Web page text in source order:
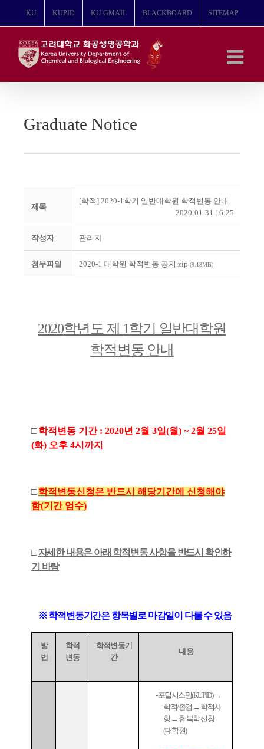
뛰
KU KUPID KU GMAIL BLACKBOARD SITEMAP
Graduate Notice
제목
[학적] 2020-1학기 일반대학원 학적변동 안내
2020-01-31 16:25
작성자 관리자
첨부파일 2020-1 대학원 학적변동 공지.zip (9.18MB)
2020학년도 제 1학기 일반대학원
학적변동 안내
□학적변동 기간 : 2020년 2월 3일(월) ~ 2월 25일
(화) 오후 4시까지
□학적변동신청은 반드시 해당기간에 신청해야
함(기간 엄수)
□자세한 내용은 아래 학적변동 사항을 반드시 확인하
기 바람
※학적변동기간은 항목별로 마감일이 다를 수 있음
방
법
학적
변동
학적변동기
간
내용
-포털시스템(KUPID)→
학적/졸업 → 학적사
항→휴·복학 신청
(대학원)